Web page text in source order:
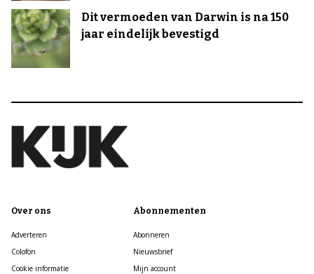
Dit vermoeden van Darwin is na 150
jaar eindelijk bevestigd
Over ons
Adverteren
Colofon
Cookie informatie
Abonnementen
Abonneren
Nieuwsbrief
Mijn account